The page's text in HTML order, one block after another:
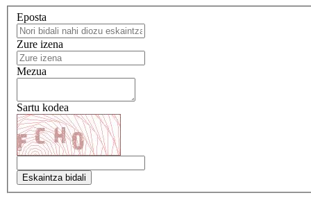
Eposta
Zure izena
Mezua
Sartu kodea